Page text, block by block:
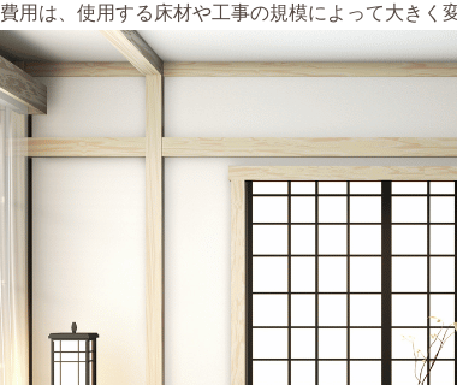
費用は、使用する床材や工事の規模によって大きく